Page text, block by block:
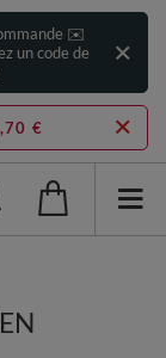
✉️
un code de
€